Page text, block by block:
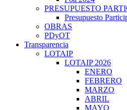
PRESUPUESTO
Presupuesto
OBRAS
PDyOT
Transparencia
LOTAIP
LOTAIP 2026
ENERO
FEBRERO
MARZO
ABRIL
MAYO